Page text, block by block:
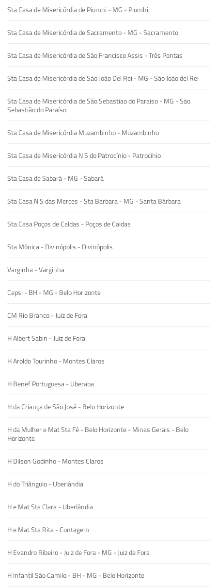
Sta Casa de Misericórdia de Piumhi - MG - Piumhi
Sta Casa de Misericórdia de Sacramento - MG - Sacramento
Sta Casa de Misericórdia de São Francisco Assis - Três Pontas
Sta Casa de Misericórdia de São João Del Rei - MG - São João del Rei
Sta Casa de Misericórdia de São Sebastiao do Paraiso - MG - São
Sebastião do Paraíso
Sta Casa de Misericórdia Muzambinho - Muzambinho
Sta Casa de Misericórdia N S do Patrocínio - Patrocínio
Sta Casa de Sabará - MG - Sabará
Sta Casa N S das Merces - Sta Barbara - MG - Santa Bárbara
Sta Casa Poços de Caldas - Poços de Caldas
Sta Mônica - Divinópolis - Divinópolis
Varginha - Varginha
Cepsi - BH - MG - Belo Horizonte
CM Rio Branco - Juiz de Fora
H Albert Sabin - Juiz de Fora
H Aroldo Tourinho - Montes Claros
H Benef Portuguesa - Uberaba
H da Criança de São José - Belo Horizonte
H da Mulher e Mat Sta Fé - Belo Horizonte - Minas Gerais - Belo
Horizonte
H Dilson Godinho - Montes Claros
H do Triângulo - Uberlândia
H e Mat Sta Clara - Uberlândia
H e Mat Sta Rita - Contagem
H Evandro Ribeiro - Juiz de Fora - MG - Juiz de Fora
H Infantil São Camilo - BH - MG - Belo Horizonte